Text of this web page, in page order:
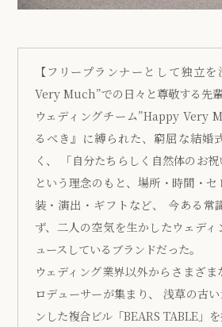
【フリープランナーとして独立
Very Much”での日々と尊敬する先輩
ウェディングチーム”Happy Very
るべき』に縛られた、窮屈な結婚
く、 「自分たちらしく自然体のお祝
という理念のもと、場所・時間・
装・演出・ギフトなど、 今ある常
ず、二人の空気を生かしたウェデ
ュースしているブランドだった。
ウェディング業界以外からさまざ
ロデューサーが集まり、 浅草の古
ンした複合ビル「BEARS TABLE」